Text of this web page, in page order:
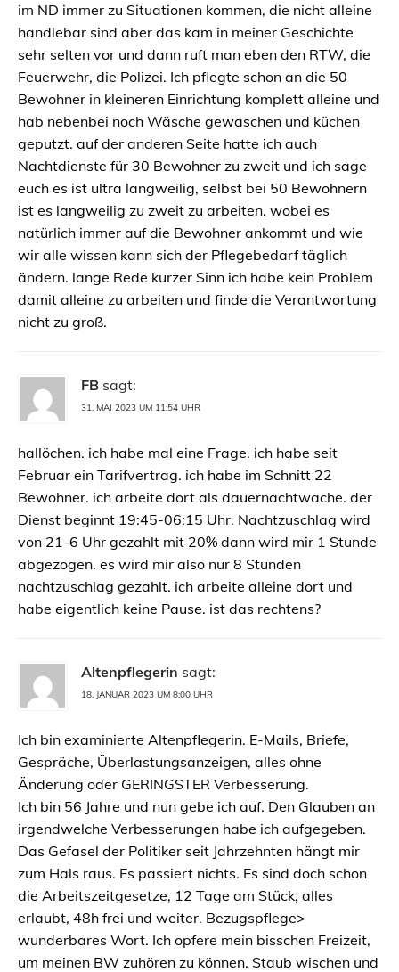
im ND immer zu Situationen kommen, die nicht alleine
handlebar sind aber das kam in meiner Geschichte
sehr selten vor und dann ruft man eben den RTW, die
Feuerwehr, die Polizei. Ich pflegte schon an die 50
Bewohner in kleineren Einrichtung komplett alleine und
hab nebenbei noch Wäsche gewaschen und küchen
geputzt. auf der anderen Seite hatte ich auch
Nachtdienste für 30 Bewohner zu zweit und ich sage
euch es ist ultra langweilig, selbst bei 50 Bewohnern
ist es langweilig zu zweit zu arbeiten. wobei es
natürlich immer auf die Bewohner ankommt und wie
wir alle wissen kann sich der Pflegebedarf täglich
ändern. lange Rede kurzer Sinn ich habe kein Problem
damit alleine zu arbeiten und finde die Verantwortung
nicht zu groß.
FB sagt:
31. MAI 2023 UM 11:54 UHR
hallöchen. ich habe mal eine Frage. ich habe seit
Februar ein Tarifvertrag. ich habe im Schnitt 22
Bewohner. ich arbeite dort als dauernachtwache. der
Dienst beginnt 19:45-06:15 Uhr. Nachtzuschlag wird
von 21-6 Uhr gezahlt mit 20% dann wird mir 1 Stunde
abgezogen. es wird mir also nur 8 Stunden
nachtzuschlag gezahlt. ich arbeite alleine dort und
habe eigentlich keine Pause. ist das rechtens?
Altenpflegerin sagt:
18. JANUAR 2023 UM 8:00 UHR
Ich bin examinierte Altenpflegerin. E-Mails, Briefe,
Gespräche, Überlastungsanzeigen, alles ohne
Änderung oder GERINGSTER Verbesserung.
Ich bin 56 Jahre und nun gebe ich auf. Den Glauben an
irgendwelche Verbesserungen habe ich aufgegeben.
Das Gefasel der Politiker seit Jahrzehnten hängt mir
zum Hals raus. Es passiert nichts. Es sind doch schon
die Arbeitszeitgesetze, 12 Tage am Stück, alles
erlaubt, 48h frei und weiter. Bezugspflege>
wunderbares Wort. Ich opfere mein bisschen Freizeit,
um meinen BW zuhören zu können. Staub wischen und